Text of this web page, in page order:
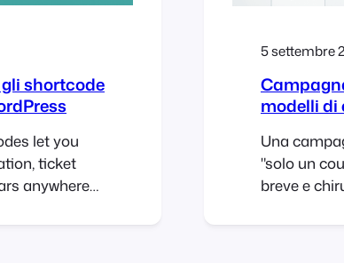
shortcode
let you
ticket
anywhere
flexible,
5 settembre
modelli di
Una
"solo un
breve e
slancio,